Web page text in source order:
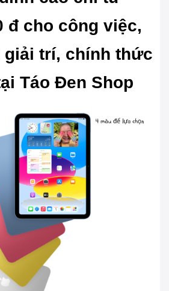
đ cho công việc,
giải trí, chính thức
Táo Đen Shop